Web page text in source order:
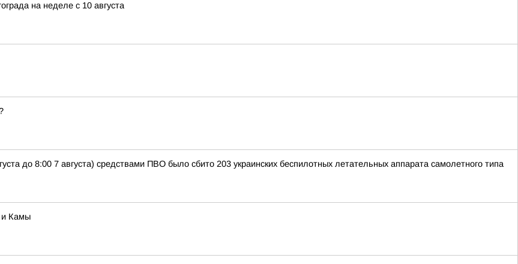
на неделе с 10 августа
до 8:00 7 августа) средствами ПВО было сбито 203 украинских беспилотных летательных аппарата самолетного типа
и Камы